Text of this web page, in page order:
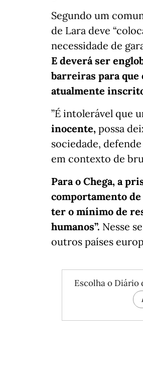
Segundo um
de Lara deve
necessidade de
E deverá ser
barreiras para que
atualmente
”É intolerável que
inocente, possa
sociedade,
em contexto de
Para o Chega, a
comportamento de
ter o mínimo de
humanos”. Nesse
outros países
Escolha o Diário